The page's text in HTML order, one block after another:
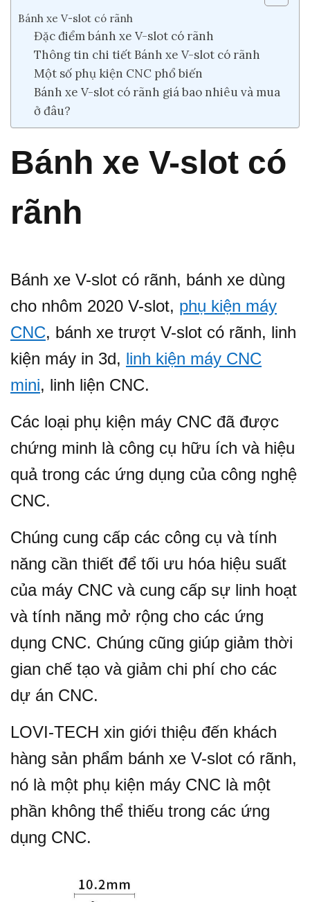
Bánh xe V-slot có rãnh
Đặc điểm bánh xe V-slot có rãnh
Thông tin chi tiết Bánh xe V-slot có rãnh
Một số phụ kiện CNC phổ biến
Bánh xe V-slot có rãnh giá bao nhiêu và mua
ở đâu?
Bánh xe V-slot có
rãnh
Bánh xe V-slot có rãnh, bánh xe dùng
cho nhôm 2020 V-slot, phụ kiện máy
CNC, bánh xe trượt V-slot có rãnh, linh
kiện máy in 3d, linh kiện máy CNC
mini, linh liện CNC.
Các loại phụ kiện máy CNC đã được
chứng minh là công cụ hữu ích và hiệu
quả trong các ứng dụng của công nghệ
CNC.
Chúng cung cấp các công cụ và tính
năng cần thiết để tối ưu hóa hiệu suất
của máy CNC và cung cấp sự linh hoạt
và tính năng mở rộng cho các ứng
dụng CNC. Chúng cũng giúp giảm thời
gian chế tạo và giảm chi phí cho các
dự án CNC.
LOVI-TECH xin giới thiệu đến khách
hàng sản phẩm bánh xe V-slot có rãnh,
nó là một phụ kiện máy CNC là một
phần không thể thiếu trong các ứng
dụng CNC.